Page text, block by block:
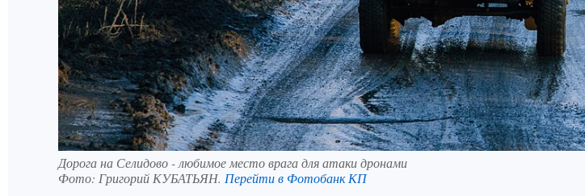
Дорога на Селидово - любимое место врага для атаки дронами
Фото: Григорий КУБАТЬЯН. Перейти в Фотобанк КП